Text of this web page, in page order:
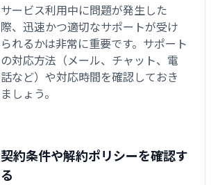
サービス利用中に問題が発生した
際、迅速かつ適切なサポートが受け
られるかは非常に重要です。サポート
の対応方法（メール、チャット、電
話など）や対応時間を確認しておき
ましょう。
契約条件や解約ポリシーを確認す
る